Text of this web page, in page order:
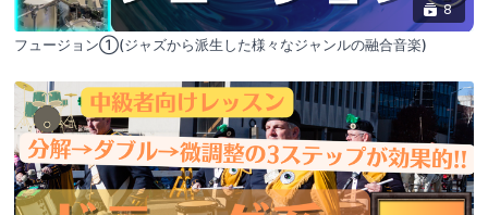
8
フュージョン①(ジャズから派生した様々なジャンルの融合音楽)